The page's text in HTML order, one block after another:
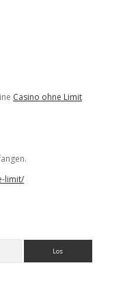
Casino ohne Limit
limit/